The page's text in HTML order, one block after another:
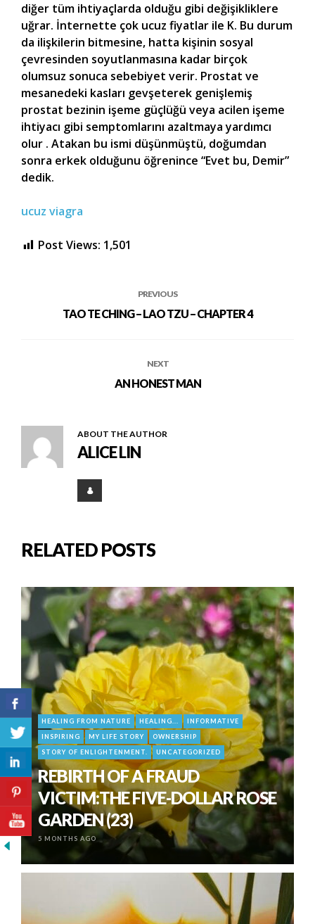
diğer tüm ihtiyaçlarda olduğu gibi değişikliklere
uğrar. İnternette çok ucuz fiyatlar ile K. Bu durum
da ilişkilerin bitmesine, hatta kişinin sosyal
çevresinden soyutlanmasına kadar birçok
olumsuz sonuca sebebiyet verir. Prostat ve
mesanedeki kasları gevşeterek genişlemiş
prostat bezinin işeme güçlüğü veya acilen işeme
ihtiyacı gibi semptomlarını azaltmaya yardımcı
olur . Atakan bu ismi düşünmüştü, doğumdan
sonra erkek olduğunu öğrenince “Evet bu, Demir”
dedik.
ucuz viagra
Post Views: 1,501
PREVIOUS
TAO TE CHING – LAO TZU – CHAPTER 4
NEXT
AN HONEST MAN
ABOUT THE AUTHOR
ALICE LIN
RELATED POSTS
HEALING FROM NATURE HEALING...
INFORMATIVE
INSPIRING
MY LIFE STORY
OWNERSHIP
STORY OF ENLIGHTENMENT.
UNCATEGORIZED
REBIRTH OF A FRAUD
VICTIM:THE FIVE-DOLLAR ROSE
GARDEN (23)
5 MONTHS AGO